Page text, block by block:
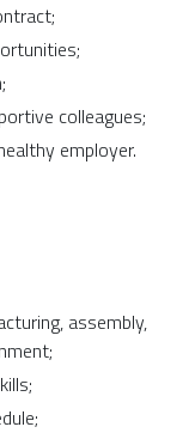
colleagues;
employer.
assembly,